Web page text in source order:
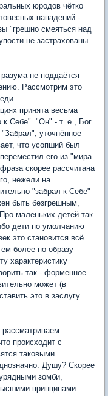
юродов чётко
нападений -
"грешно смеяться над
не застрахованы
не поддаётся
Рассмотрим это
принята весьма
Себе". "Он" - т. е., Бог.
уточнённое
что усопший был
его из "мира
скорее рассчитана
нежели на
"забрал к Себе"
быть безгрешным,
маленьких детей так
дети по умолчанию
это становится всё
более по образу
характеристику
так - форменное
может (в
это в заслугу
происходит с
таковыми.
Душу? Скорее
зомби,
принципами